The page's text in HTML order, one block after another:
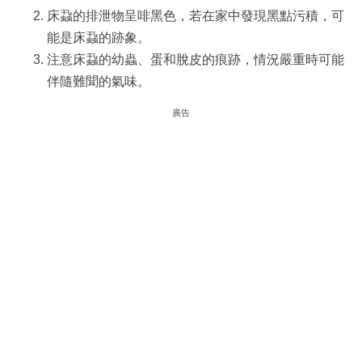
床蝨的排泄物呈啡黑色，若在家中發現黑點污積，可
能是床蝨的跡象。
注意床蝨的幼蟲、蛋和脫皮的痕跡，情況嚴重時可能
伴隨難聞的氣味。
廣告